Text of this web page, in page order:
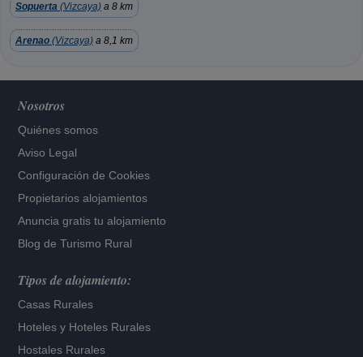
Sopuerta (Vizcaya) a 8 km
Arenao (Vizcaya) a 8,1 km
Nosotros
Quiénes somos
Aviso Legal
Configuración de Cookies
Propietarios alojamientos
Anuncia gratis tu alojamiento
Blog de Turismo Rural
Tipos de alojamiento:
Casas Rurales
Hoteles y Hoteles Rurales
Hostales Rurales